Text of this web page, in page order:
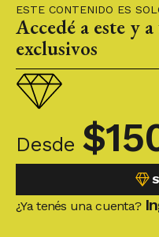
ESTE CONTENIDO ES
Accedé a este y
exclusivos
Desde $
¿Ya tenés una cuenta?